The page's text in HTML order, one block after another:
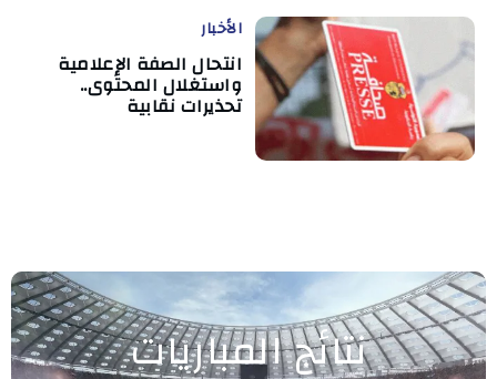
الأخبار
انتحال الصفة الإعلامية
واستغلال المحتوى..
تحذيرات نقابية
نتائج المباريات